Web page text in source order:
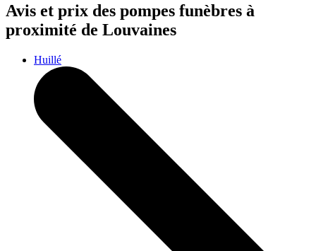
Avis et prix des pompes funèbres à
proximité de Louvaines
Huillé